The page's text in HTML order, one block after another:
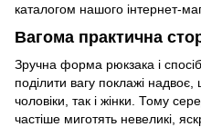
каталогом нашого інтернет-
Вагома практична
Зручна форма рюкзака і
поділити вагу поклажі надвоє,
чоловіки, так і жінки. Тому
частіше миготять невеликі,